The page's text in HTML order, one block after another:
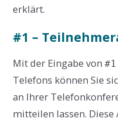
erklärt.
#1 –
Mit der Eingabe von#1
Telefons können Sie
an Ihrer
mitteilen lassen.